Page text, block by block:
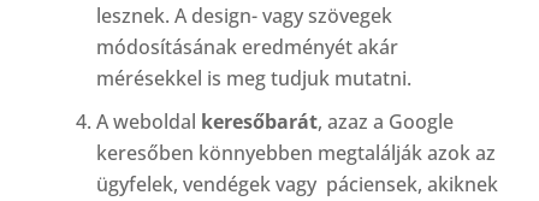
lesznek. A design- vagy szövegek
módosításának eredményét akár
mérésekkel is meg tudjuk mutatni.
A weboldal keresőbarát, azaz a Google
keresőben könnyebben megtalálják azok az
ügyfelek, vendégek vagy páciensek, akiknek